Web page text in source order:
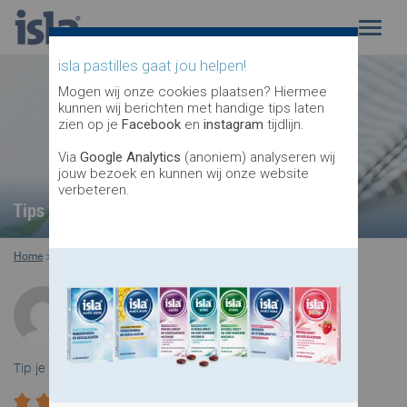
Tips voor je stem
Home >
Door: Michel
Medewerker isla pastilles
Tip je vrienden:
isla pastilles gaat jou helpen!
Mogen wij onze cookies plaatsen? Hiermee
kunnen wij berichten met handige tips laten
zien op je Facebook en instagram tijdlijn.
Via Google Analytics (anoniem) analyseren wij
jouw bezoek en kunnen wij onze website
verbeteren.